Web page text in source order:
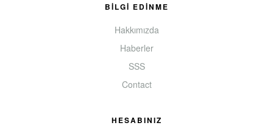
BİLGİ EDİNME
Hakkımızda
Haberler
SSS
Contact
HESABINIZ